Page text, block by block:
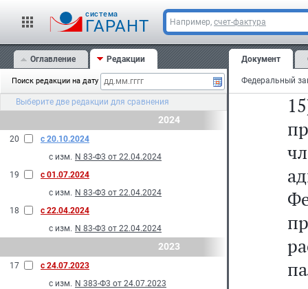
cистема
ГАРАНТ Например, счет-фактура
Оглавление Редакции
Поиск редакции на дату
Выберите две редакции для сравнения
2024
20
с 20.10.2024
с изм. N 83-Ф3 от 22.04.2024
19
с 01.07.2024
с изм. N 83-Ф3 от 22.04.2024
18
с 22.04.2024
с изм. N 83-Ф3 от 22.04.2024
2023
17
с 24.07.2023
с изм. N 383-Ф3 от 24.07.2023
Документ